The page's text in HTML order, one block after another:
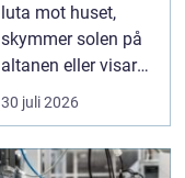
luta mot huset,
skymmer solen på
altanen eller visar
tecken på röta
uppstår ofta...
30 juli 2026